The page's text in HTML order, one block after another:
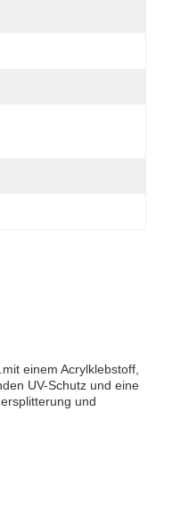
einem Acrylklebstoff,
UV-Schutz und eine
und